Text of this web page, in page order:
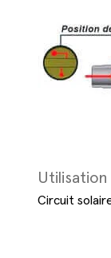
Utilisation
Circuit